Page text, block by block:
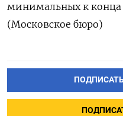
минимальных к конца
(Московское бюро)